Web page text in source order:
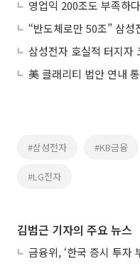
“반도체로만 50조” 삼
삼성전자 호실적 터지
#삼성전자 #KB금융
#LG전자
김범근 기자의 주요 뉴스